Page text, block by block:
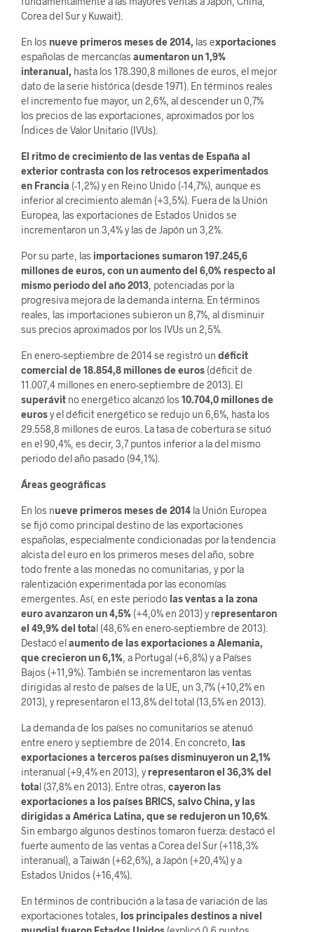
Corea del Sur y Kuwait).
En los nueve primeros meses de 2014, las exportaciones
españolas de mercancías aumentaron un 1,9%
interanual, hasta los 178.390,8 millones de euros, el mejor
dato de la serie histórica (desde 1971). En términos reales
el incremento fue mayor, un 2,6%, al descender un 0,7%
los precios de las exportaciones, aproximados por los
Índices de Valor Unitario (IVUs).
El ritmo de crecimiento de las ventas de España al
exterior contrasta con los retrocesos experimentados
en Francia (-1,2%) y en Reino Unido (-14,7%), aunque es
inferior al crecimiento alemán (+3,5%). Fuera de la Unión
Europea, las exportaciones de Estados Unidos se
incrementaron un 3,4% y las de Japón un 3,2%.
Por su parte, las importaciones sumaron 197.245,6
millones de euros, con un aumento del 6,0% respecto al
mismo periodo del año 2013 , potenciadas por la
progresiva mejora de la demanda interna. En términos
reales, las importaciones subieron un 8,7%, al disminuir
sus precios aproximados por los IVUs un 2,5%.
En enero-septiembre de 2014 se registró un déficit
comercial de 18.854,8 millones de euros (déficit de
11.007,4 millones en enero-septiembre de 2013). El
superávit no energético alcanzó los 10.704,0 millones de
eurosy el déficit energético se redujo un 6,6%, hasta los
29.558,8 millones de euros. La tasa de cobertura se situó
en el 90,4%, es decir, 3,7 puntos inferior a la del mismo
periodo del año pasado (94,1%).
Áreas geográficas
En los nueve primeros meses de 2014 la Unión Europea
se fijó como principal destino de las exportaciones
españolas, especialmente condicionadas por la tendencia
alcista del euro en los primeros meses del año, sobre
todo frente a las monedas no comunitarias, y por la
ralentización experimentada por las economías
emergentes. Así, en este periodo las ventas a la zona
euro avanzaron un 4,5% (+4,0% en 2013) y representaron
el 49,9% del total (48,6% en enero-septiembre de 2013).
Destacó elaumento de las exportaciones a Alemania,
que crecieron un 6,1% , a Portugal (+6,8%) y a Países
Bajos (+11,9%). También se incrementaron las ventas
dirigidas al resto de países de la UE, un 3,7% (+10,2% en
2013), y representaron el 13,8% del total (13,5% en 2013).
La demanda de los países no comunitarios se atenuó
entre enero y septiembre de 2014. En concreto, las
exportaciones a terceros países disminuyeron un 2,1%
interanual (+9,4% en 2013), y representaron el 36,3% del
total (37,8% en 2013). Entre otras, cayeron las
exportaciones a los países BRICS, salvo China, y las
dirigidas a América Latina, que se redujeron un 10,6%
Sin embargo algunos destinos tomaron fuerza: destacó el
fuerte aumento de las ventas a Corea del Sur (+118,3%
interanual), a Taiwán (+62,6%), a Japón (+20,4%) y a
Estados Unidos (+16,4%).
En términos de contribución a la tasa de variación de las
exportaciones totales, los principales destinos a nivel